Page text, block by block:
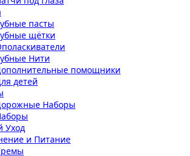
пасты
щётки
Нити
помощники
детей
Наборы
Уход
и Питание